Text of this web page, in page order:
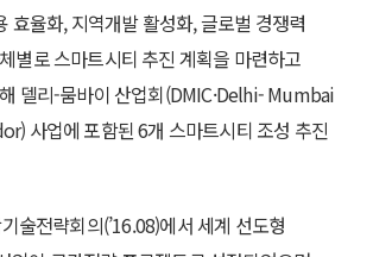
효율화, 지역개발 활성화, 글로벌 경쟁력
별로 스마트시티 추진 계획을 마련하고
델리-뭄바이 산업회(DMIC·Delhi- Mumbai
사업에 포함된 6개 스마트시티 조성 추진
술전략회의(’16.08)에서 세계 선도형